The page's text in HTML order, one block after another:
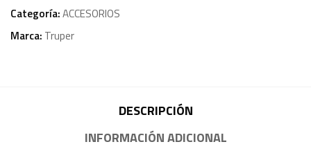
Categoría:ACCESORIOS
Marca: Truper
DESCRIPCIÓN
INFORMACIÓN ADICIONAL